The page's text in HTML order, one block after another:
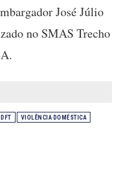
José Júlio
no SMAS Trecho
VIOLÊNCIA DOMÉSTICA